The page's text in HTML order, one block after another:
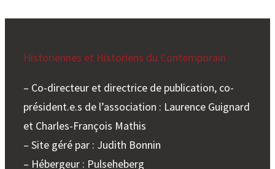
Collège
de
l’agrégation
Historiennes et Historiens du Contemporain
– Co-directeur et directrice de publication, co-
président.e.s de l’association : Laurence Guignard
et Charles-François Mathis
– Site géré par : Judith Bonnin
– Hébergeur : Pulseheberg